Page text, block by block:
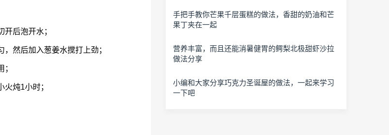
后泡开水；
然后加入葱姜水搅打上劲；
炖1小时；
手把手教你芒果千层蛋糕的做法，香甜的奶油和芒
果丁夹在一起
营养丰富，而且还能消暑健胃的鳄梨北极甜虾沙拉
做法分享
小编和大家分享巧克力圣诞屋的做法，一起来学习
一下吧